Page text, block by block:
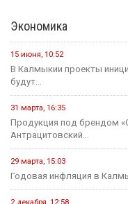
Экономика
15 июня, 10:52
В Калмыкии проекты
будут...
31 марта, 16:35
Продукция под брендом
Антрацитовский...
29 марта, 15:03
Годовая инфляция в
2 декабря, 12:58